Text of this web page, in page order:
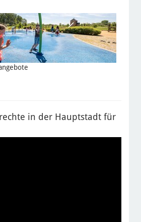
in der Hauptstadt für